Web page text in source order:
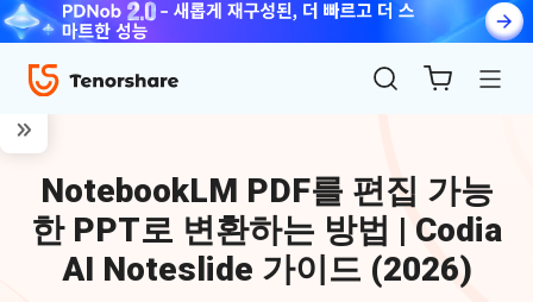
NotebookLM PDF를 편집 가능
한 PPT로 변환하는 방법 | Codia
AI Noteslide 가이드 (2026)